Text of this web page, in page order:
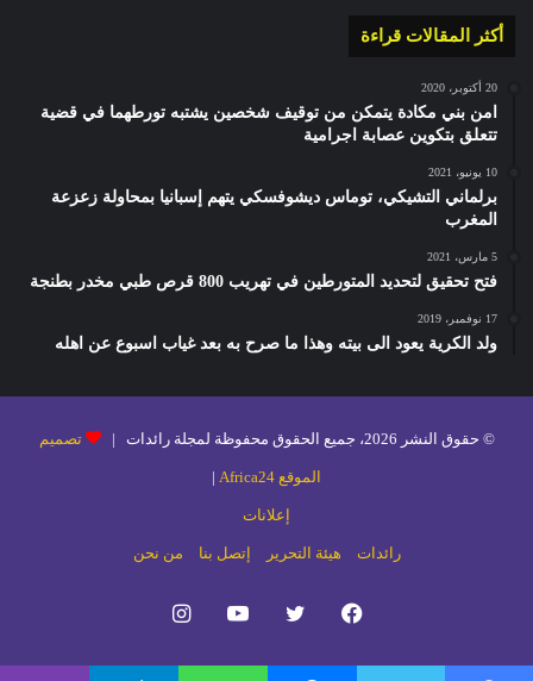
أكثر المقالات قراءة
20 أكتوبر، 2020
امن بني مكادة يتمكن من توقيف شخصين يشتبه تورطهما في قضية
تتعلق بتكوين عصابة اجرامية
10 يونيو، 2021
برلماني التشيكي، توماس ديشوفسكي يتهم إسبانيا بمحاولة زعزعة
المغرب
5 مارس، 2021
فتح تحقيق لتحديد المتورطين في تهريب 800 قرص طبي مخدر بطنجة
17 نوفمبر، 2019
ولد الكرية يعود الى بيته وهذا ما صرح به بعد غياب اسبوع عن اهله
© حقوق النشر 2026، جميع الحقوق محفوظة لمجلة رائدات | تصميم
الموقع Africa24 |
إعلانات
رائدات هيئة التحرير إتصل بنا من نحن
فيسبوك تويتر يوتيوبانستقرام